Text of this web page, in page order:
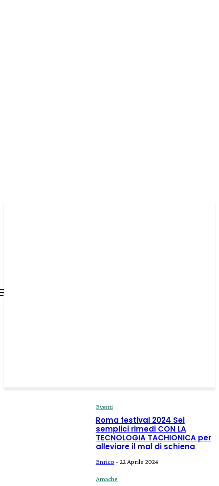
Eventi
Roma festival 2024 Sei
semplici rimedi CON LA
TECNOLOGIA TACHIONICA per
alleviare il mal di schiena
Enrico - 22 Aprile 2024
Amache